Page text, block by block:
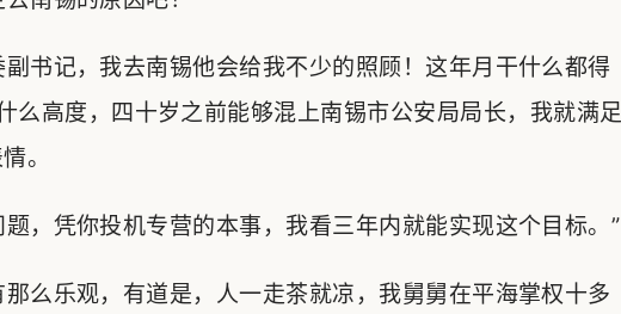
书记，我去南锡他会给我不少的照顾！这年月干什么都得
么高度，四十岁之前能够混上南锡市公安局局长，我就满足
。
，凭你投机专营的本事，我看三年内就能实现这个目标。”
么乐观，有道是，人一走茶就凉，我舅舅在平海掌权十多